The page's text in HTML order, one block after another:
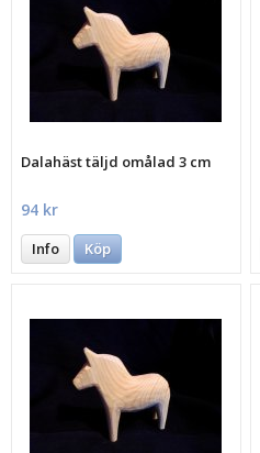
Dalahäst täljd omålad 3 cm
94 kr
Info Köp